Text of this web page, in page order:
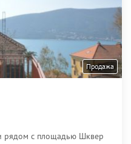
Продажа
рядом с площадью Шквер